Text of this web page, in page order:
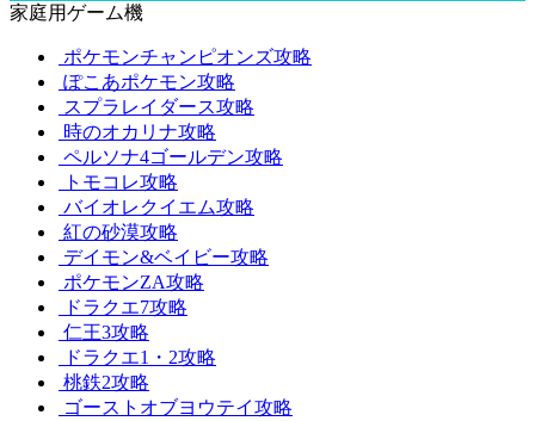
家庭用ゲーム機
ポケモンチャンピオンズ攻略
ぽこあポケモン攻略
スプラレイダース攻略
時のオカリナ攻略
ペルソナ4ゴールデン攻略
トモコレ攻略
バイオレクイエム攻略
紅の砂漠攻略
デイモン&ベイビー攻略
ポケモンZA攻略
ドラクエ7攻略
仁王3攻略
ドラクエ1・2攻略
桃鉄2攻略
ゴーストオブヨウテイ攻略